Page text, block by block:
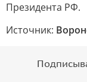
Президента РФ.
Источник: